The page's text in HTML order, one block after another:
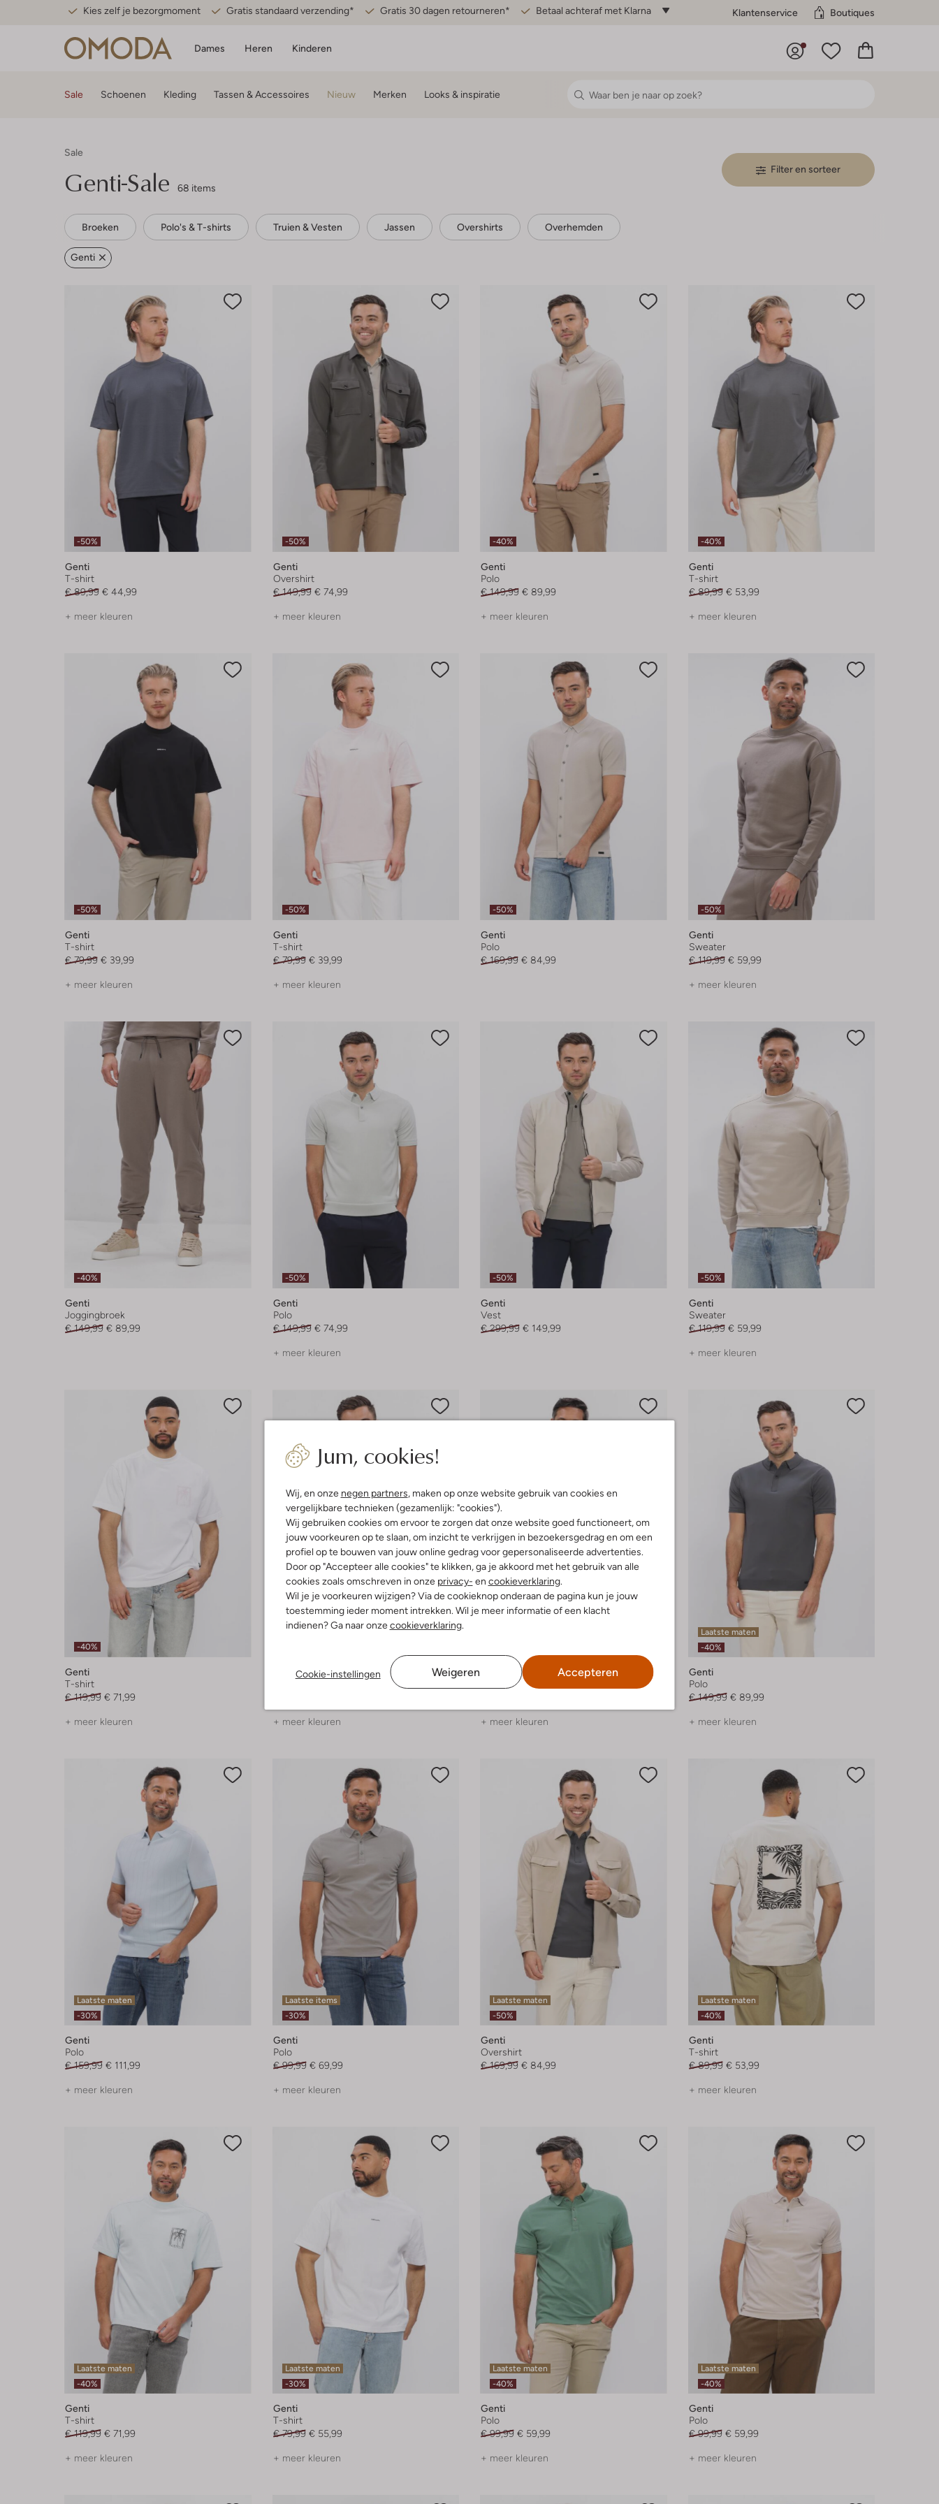
Kies zelf je bezorgmoment Gratis standaard verzending* Gratis 30 dagen retourneren* Betaal achteraf met Klarna Klantenservice Boutiques
Dames Heren Kinderen
Jum, cookies!
Wij, en onze negen partners, maken op onze website gebruik van cookies en
vergelijkbare technieken (gezamenlijk: "cookies").
Wij gebruiken cookies om ervoor te zorgen dat onze website goed functioneert, om
jouw voorkeuren op te slaan, om inzicht te verkrijgen in bezoekersgedrag en om een
profiel op te bouwen van jouw online gedrag voor gepersonaliseerde advertenties.
Door op "Accepteer alle cookies" te klikken, ga je akkoord met het gebruik van alle
cookies zoals omschreven in onze privacy- en cookieverklaring.
Wil je je voorkeuren wijzigen? Via de cookieknop onderaan de pagina kun je jouw
toestemming ieder moment intrekken. Wil je meer informatie of een klacht
indienen? Ga naar onzecookieverklaring.
Cookie-instellingen Weigeren Accepteren
Sale Schoenen Kleding Tassen & Accessoires Nieuw Merken Looks & inspiratie
Sale
Genti-Sale 68 items
Filter en sorteer
Broeken Polo's & T-shirts Truien & Vesten Jassen Overshirts Overhemden
Genti
-50%
Genti
T-shirt
€ 89,99 € 44,99
+ meer kleuren
-50%
Genti
Overshirt
€ 149,99 € 74,99
+ meer kleuren
-40%
Genti
Polo
€ 149,99 € 89,99
+ meer kleuren
-40%
Genti
T-shirt
€ 89,99 € 53,99
+ meer kleuren
-50%
Genti
T-shirt
€ 79,99 € 39,99
+ meer kleuren
-50%
Genti
T-shirt
€ 79,99 € 39,99
+ meer kleuren
-50%
Genti
Polo
€ 169,99 € 84,99
-50%
Genti
Sweater
€ 119,99 € 59,99
+ meer kleuren
-40%
Genti
Joggingbroek
€ 149,99 € 89,99
-50%
Genti
Polo
€ 149,99 € 74,99
+ meer kleuren
-50%
Genti
Vest
€ 299,99 € 149,99
-50%
Genti
Sweater
€ 119,99 € 59,99
+ meer kleuren
-40%
Genti
T-shirt
€ 119,99 € 71,99
+ meer kleuren
Laatste maten
Genti
+ meer kleuren + meer kleuren
Laatste maten
-40%
Genti
Polo
€ 149,99 € 89,99
+ meer kleuren
Laatste maten
-30%
Genti
Polo
€ 159,99 € 111,99
+ meer kleuren
Laatste items
-30%
Genti
Polo
€ 99,99 € 69,99
+ meer kleuren
Laatste maten
-50%
Genti
Overshirt
€ 169,99 € 84,99
Laatste maten
-40%
Genti
T-shirt
€ 89,99 € 53,99
+ meer kleuren
Laatste maten
-40%
Genti
T-shirt
€ 119,99 € 71,99
+ meer kleuren
Laatste maten
-30%
Genti
T-shirt
€ 79,99 € 55,99
+ meer kleuren
Laatste maten
-40%
Genti
Polo
€ 99,99 € 59,99
+ meer kleuren
Laatste maten
-40%
Genti
Polo
€ 99,99 € 59,99
+ meer kleuren